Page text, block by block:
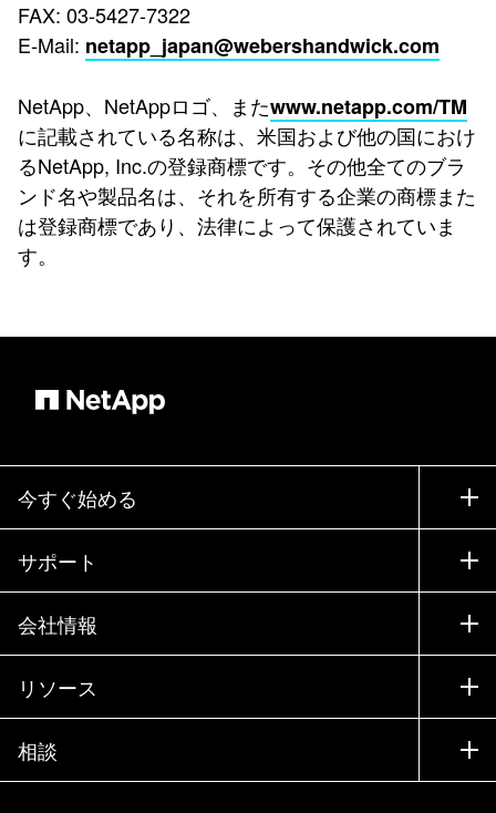
FAX: 03-5427-7322
E-Mail: netapp_japan@webershandwick.com
NetApp、NetAppロゴ、またwww.netapp.com/TM
に記載されている名称は、米国および他の国におけ
るNetApp, Inc.の登録商標です。その他全てのブラ
ンド名や製品名は、それを所有する企業の商標また
は登録商標であり、法律によって保護されていま
す。
今すぐ始める
購入方法
営業チームへのお問い合わせ
パートナーを検索
エグゼクティブ ブリーフィング
製品A-Z
サポート
サポート
トレーニング
ドキュメント
ナレッジ ベース
コミュニティ
会社情報
会社情報
パートナー
採用情報
リソース
ニュースルーム
イベント
相談